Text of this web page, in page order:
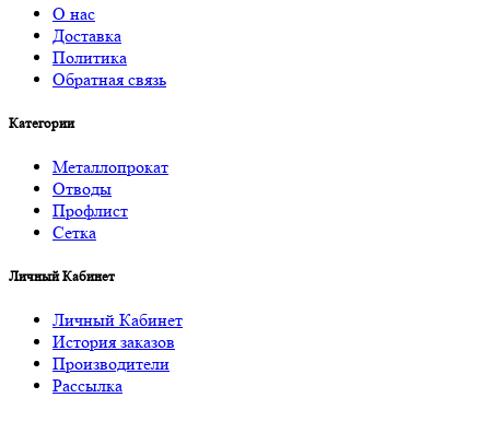
О нас
Доставка
Политика
Обратная связь
Категории
Металлопрокат
Отводы
Профлист
Сетка
Личный Кабинет
Личный Кабинет
История заказов
Производители
Рассылка